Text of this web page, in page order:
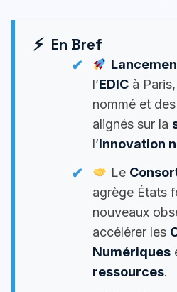
En Bref
l’EDIC à
nommé et
alignés sur la
l’Innovation
Le
agrège États
nouveaux
accélérer les
Numériques
ressources.